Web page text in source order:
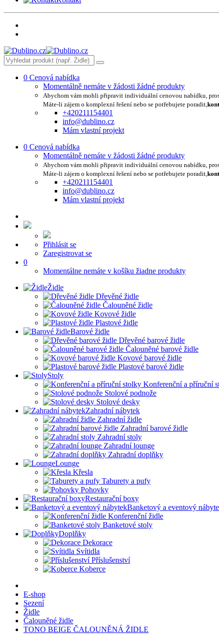
0 Cenová nabídka
Momentálně nemáte v žádosti žádné produkty
Abychom vám mohli připravit individuální cenovou nabídku,
Máte-li zájem o komplexní řešení nebo se potřebujete poradit,
+420211154401
info@dublino.cz
Mám vlastní projekt
0 Cenová nabídka
Momentálně nemáte v žádosti žádné produkty
Abychom vám mohli připravit individuální cenovou nabídku,
Máte-li zájem o komplexní řešení nebo se potřebujete poradit,
+420211154401
info@dublino.cz
Mám vlastní projekt
Přihlásit se
Zaregistrovat se
0
Momentálne nemáte v košíku žiadne produkty
Židle
Dřevěné židle
Čalouněné židle
Kovové židle
Plastové židle
Barové židle
Dřevěné barové židle
Čalouněné barové židle
Kovové barové židle
Plastové barové židle
Stoly
Konferenční a příruční
Stolové podnože
Stolové desky
Zahradní nábytek
Zahradní židle
Zahradní barové židle
Zahradní stoly
Zahradní lounge
Zahradní doplňky
Lounge
Křesla
Taburety a pufy
Pohovky
Restaurační boxy
Banketový a eventový
Konferenční židle
Banketové stoly
Doplňky
Dekorace
Svítidla
Příslušenství
Koberce
E-shop
Sezení
Židle
Čalouněné židle
TONO BEIGE ČALOUNĚNÁ ŽIDLE